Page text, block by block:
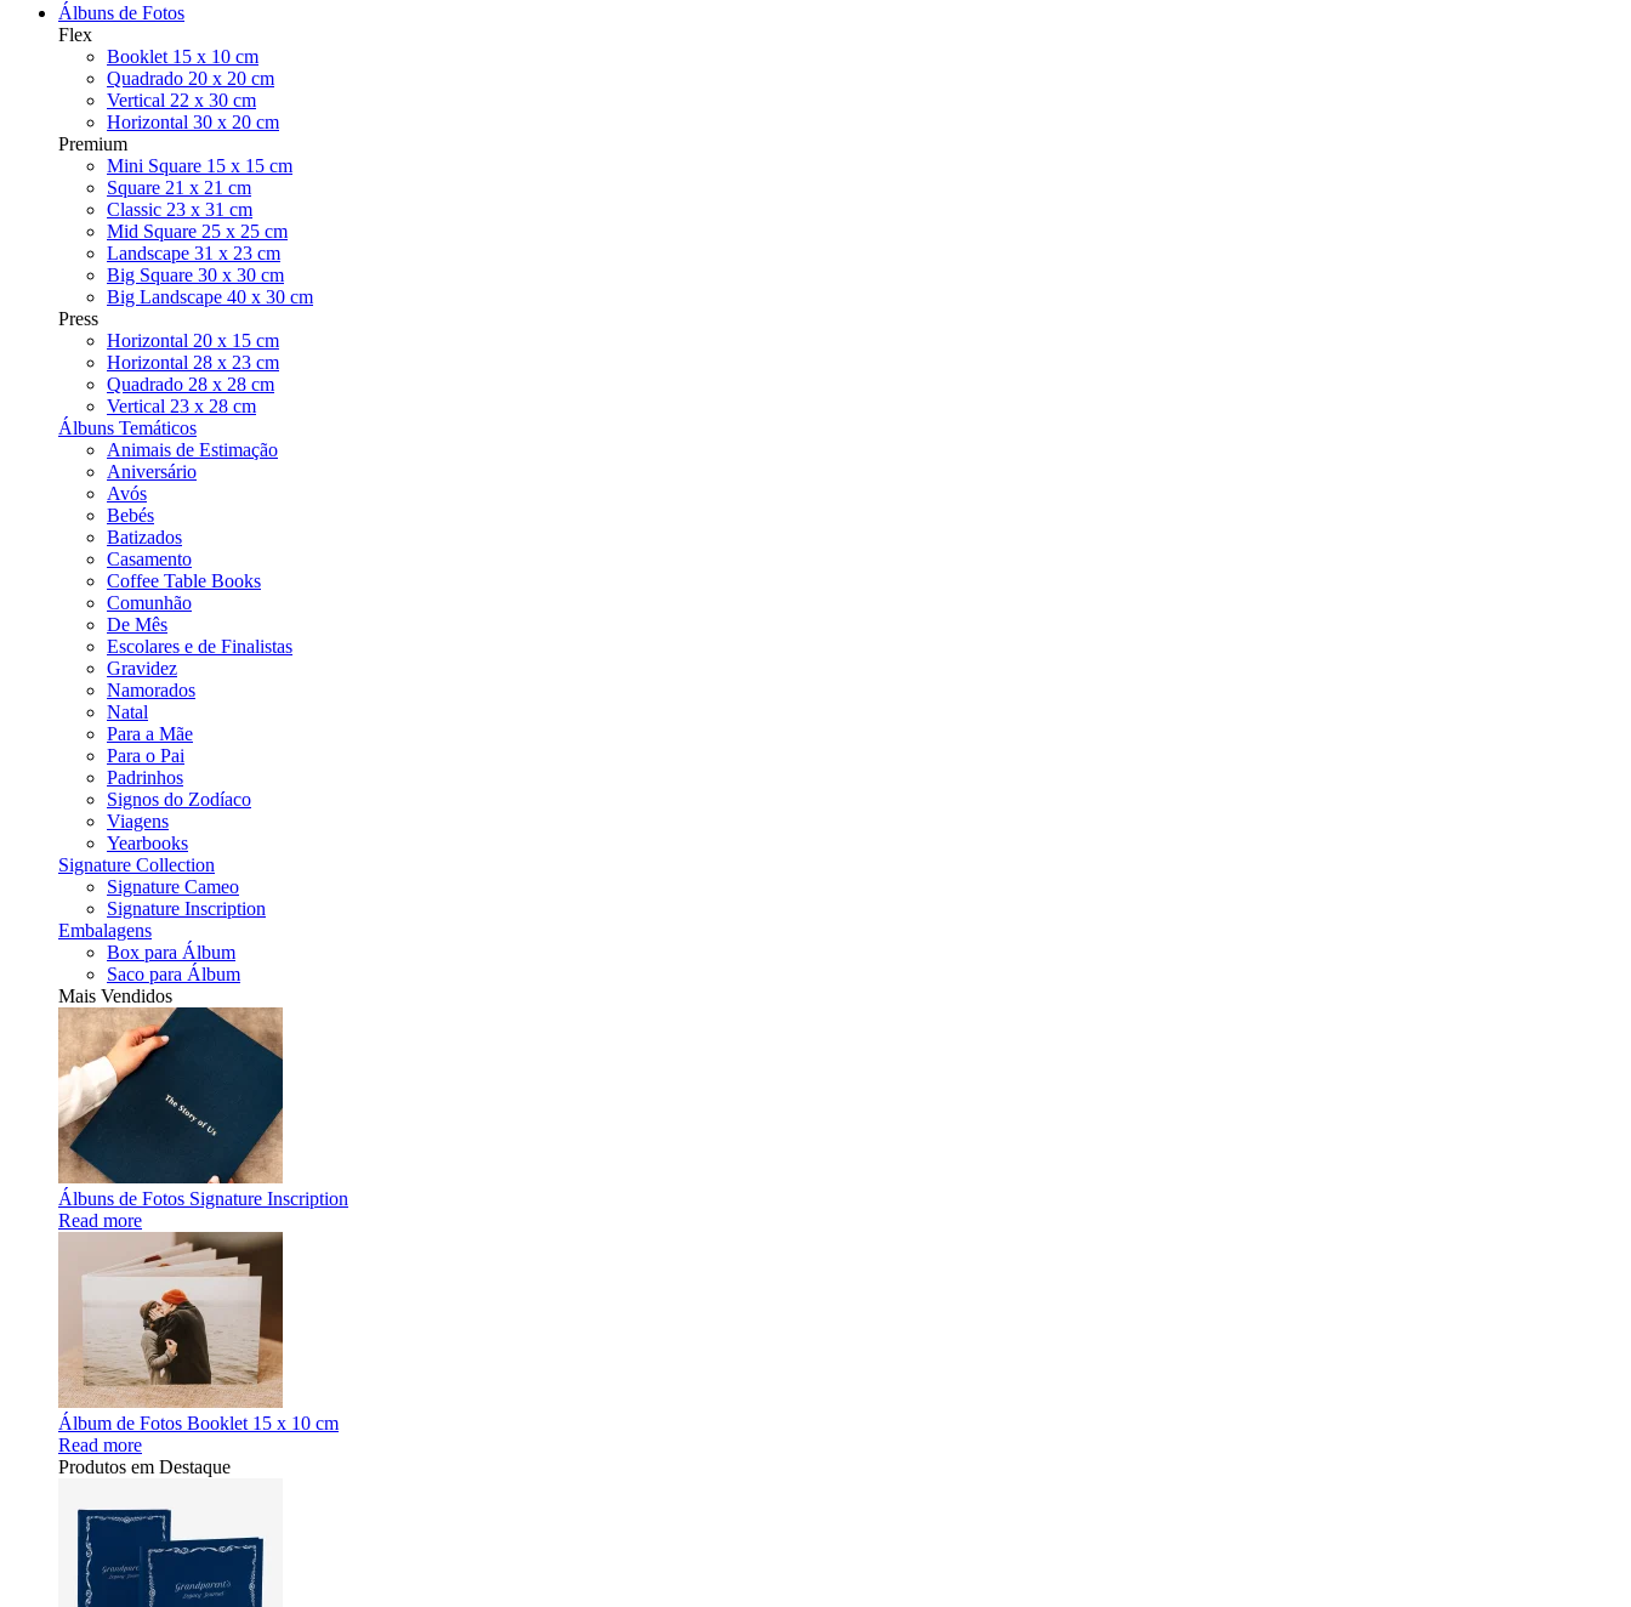
Álbuns de Fotos
Flex
Booklet 15 x 10 cm
Quadrado 20 x 20 cm
Vertical 22 x 30 cm
Horizontal 30 x 20 cm
Premium
Mini Square 15 x 15 cm
Square 21 x 21 cm
Classic 23 x 31 cm
Mid Square 25 x 25 cm
Landscape 31 x 23 cm
Big Square 30 x 30 cm
Big Landscape 40 x 30 cm
Press
Horizontal 20 x 15 cm
Horizontal 28 x 23 cm
Quadrado 28 x 28 cm
Vertical 23 x 28 cm
Álbuns Temáticos
Animais de Estimação
Aniversário
Avós
Bebés
Batizados
Casamento
Coffee Table Books
Comunhão
De Mês
Escolares e de Finalistas
Gravidez
Namorados
Natal
Para a Mãe
Para o Pai
Padrinhos
Signos do Zodíaco
Viagens
Yearbooks
Signature Collection
Signature Cameo
Signature Inscription
Embalagens
Box para Álbum
Saco para Álbum
Mais Vendidos
Álbuns de Fotos Signature Inscription
Read more
Álbum de Fotos Booklet 15 x 10 cm
Read more
Produtos em Destaque